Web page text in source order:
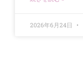
2026年6月24日